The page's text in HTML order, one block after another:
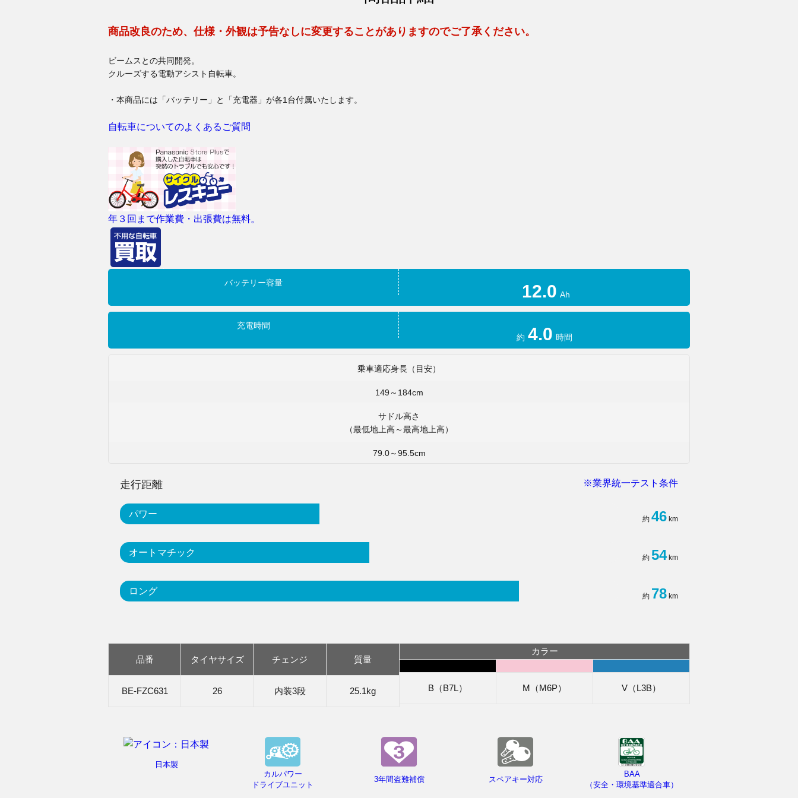
商品改良のため、仕様・外観は予告なしに変更することがありますのでご了承ください。
ビームスとの共同開発。
クルーズする電動アシスト自転車。
・本商品には「バッテリー」と「充電器」が各1台付属いたします。
自転車についてのよくあるご質問
年３回まで作業費・出張費は無料。
バッテリー容量 12.0 Ah
充電時間
約 4.0 時間
乗車適応身長（目安）
149～184cm
サドル高さ
（最低地上高～最高地上高）
79.0～95.5cm
走行距離 ※業界統一テスト条件
パワー 約 46 km
オートマチック 約 54 km
ロング 約 78 km
品番 タイヤサイズ チェンジ 質量
BE-FZC631 26 内装3段 25.1kg
カラー
B（B7L） M（M6P） V（L3B）
日本製
カルパワー
ドライブユニット
3年間盗難補償 スペアキー対応
BAA
（安全・環境基準適合車）